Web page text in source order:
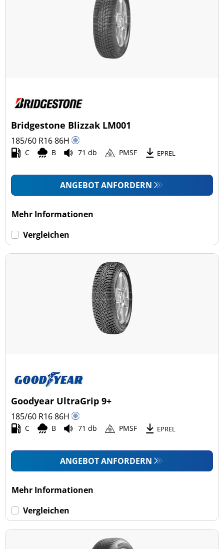
Bridgestone Blizzak LM001
185/60 R1686H
C B 71 db PMSF EPREL
ANGEBOT ANFORDERN
Mehr Informationen
Vergleichen
Goodyear UltraGrip 9+
185/60 R1686H
C B 71 db PMSF EPREL
ANGEBOT ANFORDERN
Mehr Informationen
Vergleichen